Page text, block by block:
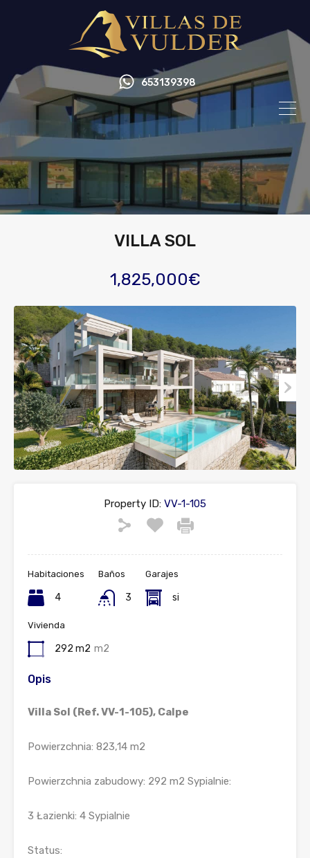
653139398
VILLA SOL
1,825,000€
Property ID: VV-1-105
Habitaciones
4
Baños
3
Garajes
si
Vivienda
292 m2 m2
Opis
Villa Sol (Ref. VV-1-105), Calpe
Powierzchnia: 823,14 m2
Powierzchnia zabudowy: 292 m2 Sypialnie:
3 Łazienki: 4 Sypialnie
Status: